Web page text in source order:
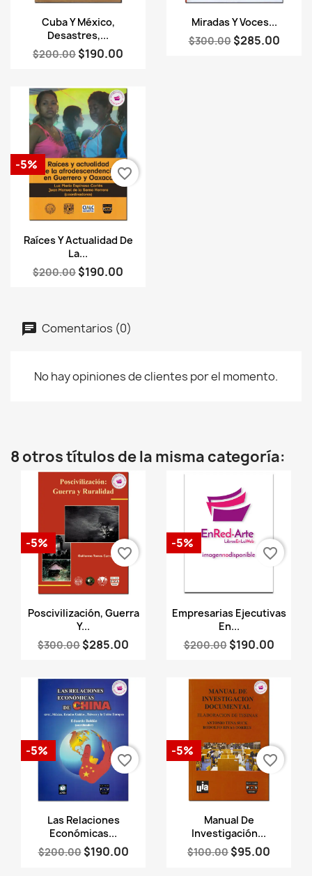
Vista rápida
Cuba Y México,
Desastres,...
$200.00 $190.00
Vista rápida
Miradas Y Voces...
$300.00 $285.00
Vista rápida
Raíces Y Actualidad De
La...
$200.00 $190.00
-5%
favorite_border
Comentarios (0)
No hay opiniones de clientes por el momento.
8 otros títulos de la misma categoría:
Vista rápida
Poscivilización, Guerra
Y...
$300.00 $285.00
-5%
favorite_border
Vista rápida
Empresarias Ejecutivas
En...
$200.00 $190.00
-5%
favorite_border
Vista rápida
Las Relaciones
Económicas...
$200.00 $190.00
-5%
favorite_border
Vista rápida
Manual De
Investigación...
$100.00 $95.00
-5%
favorite_border